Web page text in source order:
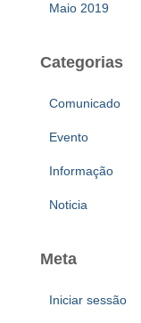
Maio 2019
Categorias
Comunicado
Evento
Informação
Noticia
Meta
Iniciar sessão